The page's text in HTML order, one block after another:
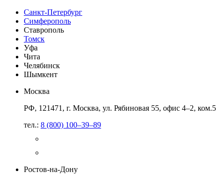
Санкт-Петербург
Симферополь
Ставрополь
Томск
Уфа
Чита
Челябинск
Шымкент
Москва
РФ, 121471, г. Москва, ул. Рябиновая 55, офис 4–2, ком.5
тел.: 8 (800) 100–39–89
Ростов-на-Дону